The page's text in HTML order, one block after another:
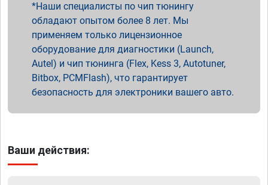
Наши специалисты по чип тюнингу
обладают опытом более 8 лет. Мы
применяем только лицензионное
оборудование для диагностики (Launch,
Autel) и чип тюнинга (Flex, Kess 3, Autotuner,
Bitbox, PCMFlash), что гарантирует
безопасность для электроники вашего авто.
Ваши действия: